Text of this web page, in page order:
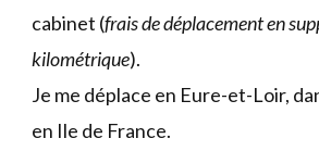
cabinet (frais de déplacement en
kilométrique).
Je me déplace en Eure-et-Loir,
en Ile de France.